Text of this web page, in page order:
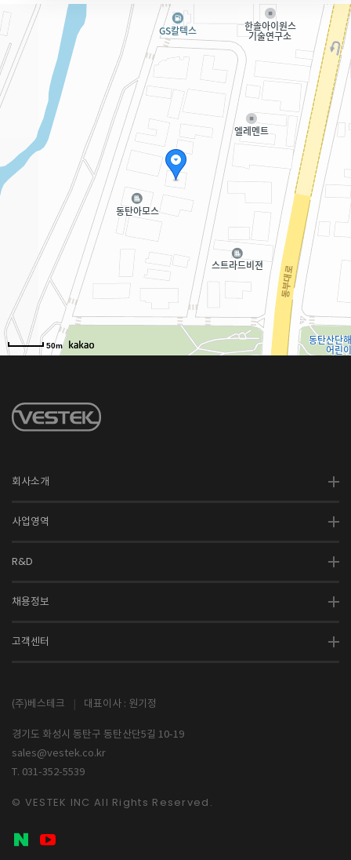
50m
회사소개
사업영역
R&D
채용정보
고객센터
(주)베스테크 | 대표이사 : 원기정
경기도 화성시 동탄구 동탄산단5길 10-19
sales@vestek.co.kr
T. 031-352-5539
© VESTEK INC All Rights Reserved.